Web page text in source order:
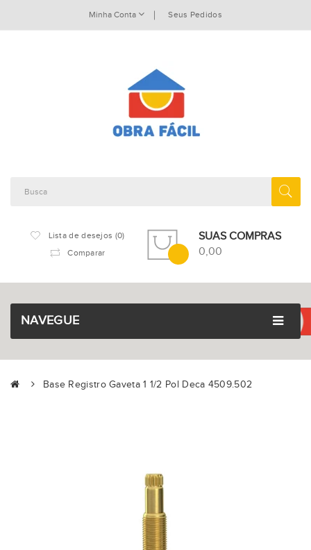
Minha Conta Seus Pedidos
Lista de desejos (0)
Comparar
SUAS COMPRAS
0,00
NAVEGUE
Base Registro Gaveta 1 1/2 Pol Deca 4509.502